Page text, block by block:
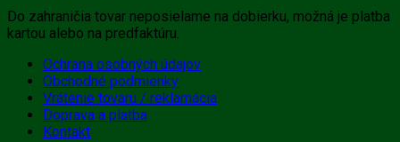
Do zahraničia tovar neposielame na dobierku, možná je platba
kartou alebo na predfaktúru.
Ochrana osobných údajov
Obchodné podmienky
Vrátenie tovaru / reklamácia
Doprava a platba
Kontakt